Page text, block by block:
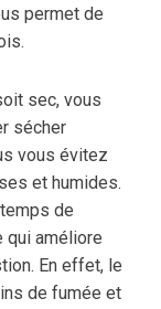
permet de
sec, vous
sécher
vous évitez
et humides.
de
qui améliore
En effet, le
de fumée et